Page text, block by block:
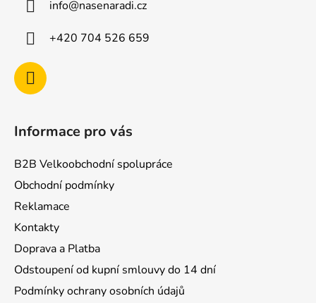
info@nasenaradi.cz
+420 704 526 659
Informace pro vás
B2B Velkoobchodní spolupráce
Obchodní podmínky
Reklamace
Kontakty
Doprava a Platba
Odstoupení od kupní smlouvy do 14 dní
Podmínky ochrany osobních údajů